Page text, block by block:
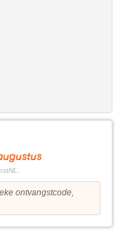
ontvangstcode,